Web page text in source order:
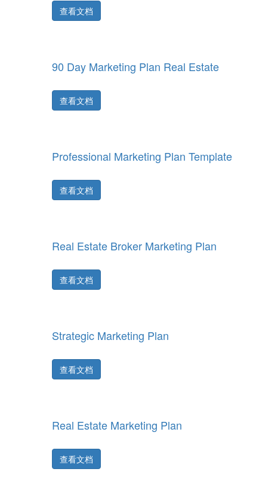
查看文档
90 Day Marketing Plan Real Estate
查看文档
Professional Marketing Plan Template
查看文档
Real Estate Broker Marketing Plan
查看文档
Strategic Marketing Plan
查看文档
Real Estate Marketing Plan
查看文档